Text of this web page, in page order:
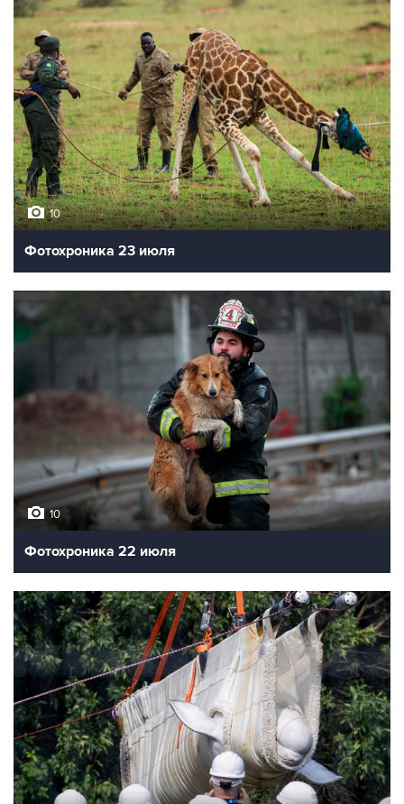
10
Фотохроника 23 июля
10
Фотохроника 22 июля